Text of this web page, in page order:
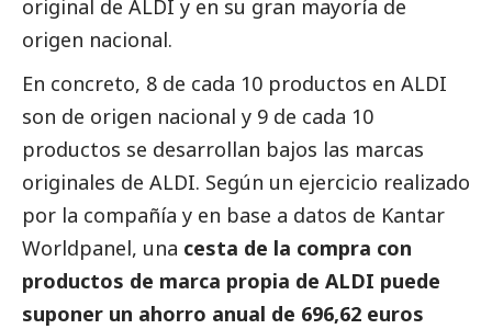
original de ALDI y en su gran mayoría de
origen nacional.
En concreto, 8 de cada 10 productos en ALDI
son de origen nacional y 9 de cada 10
productos se desarrollan bajos las marcas
originales de ALDI. Según un ejercicio realizado
por la compañía y en base a datos de Kantar
Worldpanel, una cesta de la compra con
productos de marca propia de ALDI puede
suponer un ahorro anual de 696,62 euros